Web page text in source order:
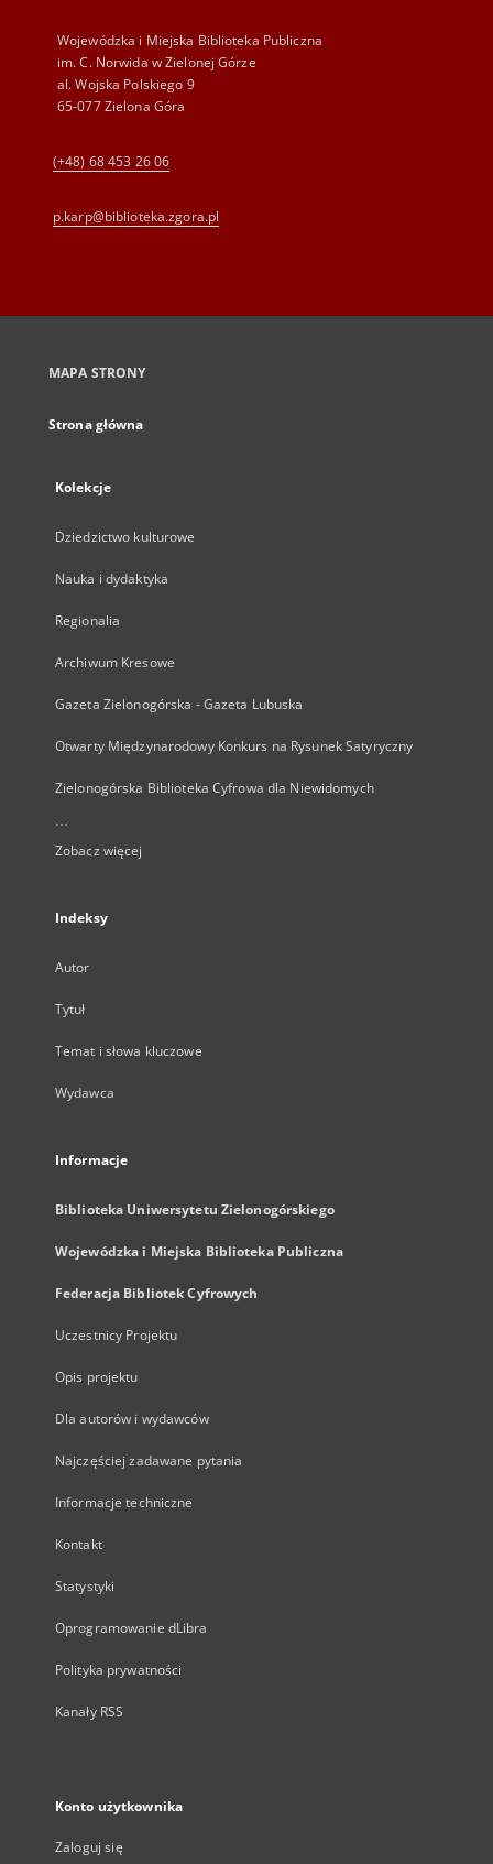
Wojewódzka i Miejska Biblioteka Publiczna
im. C. Norwida w Zielonej Górze
al. Wojska Polskiego 9
65-077 Zielona Góra
(+48) 68 453 26 06
p.karp@biblioteka.zgora.pl
MAPA STRONY
Strona główna
Kolekcje
Dziedzictwo kulturowe
Nauka i dydaktyka
Regionalia
Archiwum Kresowe
Gazeta Zielonogórska - Gazeta Lubuska
Otwarty Międzynarodowy Konkurs na Rysunek Satyryczny
Zielonogórska Biblioteka Cyfrowa dla Niewidomych
...
Zobacz więcej
Indeksy
Autor
Tytuł
Temat i słowa kluczowe
Wydawca
Informacje
Biblioteka Uniwersytetu Zielonogórskiego
Wojewódzka i Miejska Biblioteka Publiczna
Federacja Bibliotek Cyfrowych
Uczestnicy Projektu
Opis projektu
Dla autorów i wydawców
Najczęściej zadawane pytania
Informacje techniczne
Kontakt
Statystyki
Oprogramowanie dLibra
Polityka prywatności
Kanały RSS
Konto użytkownika
Zaloguj się